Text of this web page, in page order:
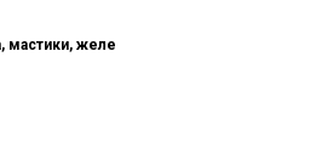
мастики, желе